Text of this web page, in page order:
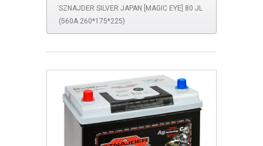
SZNAJDER SILVER JAPAN [MAGIC EYE] 80 JL
(560А 260*175*225)